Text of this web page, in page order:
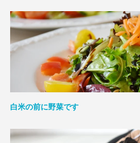
白米の前に野菜です